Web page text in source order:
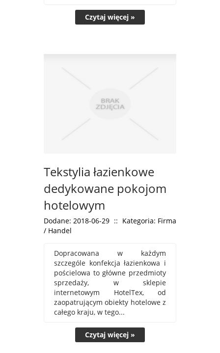
Czytaj więcej »
Tekstylia łazienkowe
dedykowane pokojom
hotelowym
Dodane: 2018-06-29 :: Kategoria: Firma
/ Handel
Dopracowana w każdym
szczególe konfekcja łazienkowa i
pościelowa to główne przedmioty
sprzedaży, w sklepie
internetowym HotelTex, od
zaopatrującym obiekty hotelowe z
całego kraju, w tego...
Czytaj więcej »